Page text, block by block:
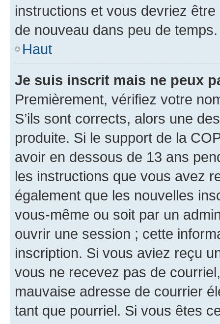
instructions et vous devriez
de nouveau dans peu de temps.
Haut
Je suis inscrit mais ne peux
Premièrement, vérifiez votre
S’ils sont corrects, alors une
produite. Si le support de la
avoir en dessous de 13 ans
les instructions que vous avez
également que les nouvelles
vous-même ou soit par un
ouvrir une session ; cette
inscription. Si vous aviez reçu
vous ne recevez pas de
mauvaise adresse de courrier
tant que pourriel. Si vous êtes